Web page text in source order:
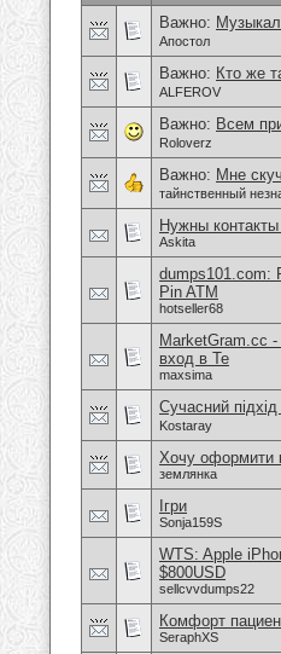
Важно:
Апостол
Важно: Кто же
ALFEROV
Важно: Всем
Roloverz
Важно: Мне
тайнственный
Нужны
Askita
dumps101.com:
Pin ATM
hotseller68
MarketGram.cc
вход в Te
maxsima
Сучасний
Kostaray
Хочу оформити
землянка
Ігри
Sonja159S
WTS: Apple
$800USD
sellcvvdumps22
Комфорт
SeraphXS